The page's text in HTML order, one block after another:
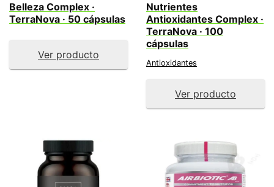
Belleza Complex ·
TerraNova · 50 cápsulas
Ver producto
Nutrientes
Antioxidantes Complex ·
TerraNova · 100
cápsulas
Antioxidantes
Ver producto